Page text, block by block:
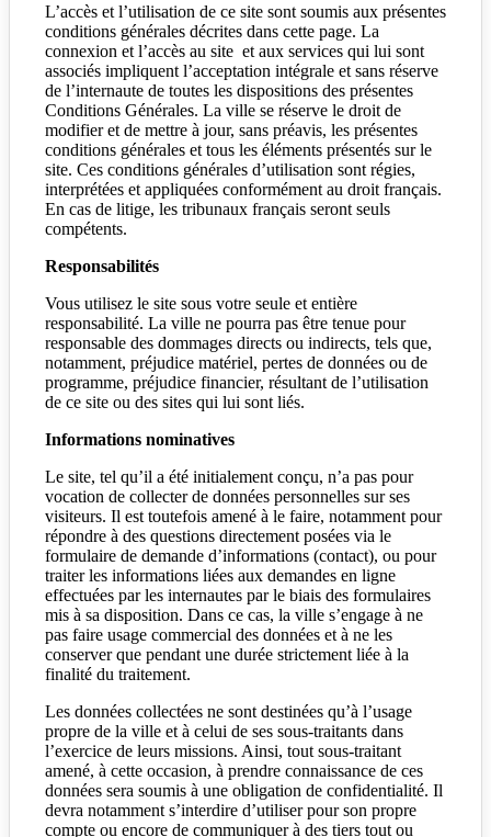
L’accès et l’utilisation de ce site sont soumis aux présentes
conditions générales décrites dans cette page. La
connexion et l’accès au site et aux services qui lui sont
associés impliquent l’acceptation intégrale et sans réserve
de l’internaute de toutes les dispositions des présentes
Conditions Générales. La ville se réserve le droit de
modifier et de mettre à jour, sans préavis, les présentes
conditions générales et tous les éléments présentés sur le
site. Ces conditions générales d’utilisation sont régies,
interprétées et appliquées conformément au droit français.
En cas de litige, les tribunaux français seront seuls
compétents.
Responsabilités
Vous utilisez le site sous votre seule et entière
responsabilité. La ville ne pourra pas être tenue pour
responsable des dommages directs ou indirects, tels que,
notamment, préjudice matériel, pertes de données ou de
programme, préjudice financier, résultant de l’utilisation
de ce site ou des sites qui lui sont liés.
Informations nominatives
Le site, tel qu’il a été initialement conçu, n’a pas pour
vocation de collecter de données personnelles sur ses
visiteurs. Il est toutefois amené à le faire, notamment pour
répondre à des questions directement posées via le
formulaire de demande d’informations (contact), ou pour
traiter les informations liées aux demandes en ligne
effectuées par les internautes par le biais des formulaires
mis à sa disposition. Dans ce cas, la ville s’engage à ne
pas faire usage commercial des données et à ne les
conserver que pendant une durée strictement liée à la
finalité du traitement.
Les données collectées ne sont destinées qu’à l’usage
propre de la ville et à celui de ses sous-traitants dans
l’exercice de leurs missions. Ainsi, tout sous-traitant
amené, à cette occasion, à prendre connaissance de ces
données sera soumis à une obligation de confidentialité. Il
devra notamment s’interdire d’utiliser pour son propre
compte ou encore de communiquer à des tiers tout ou